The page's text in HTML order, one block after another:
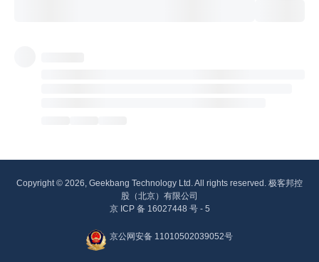
Copyright © 2026, Geekbang Technology Ltd. All rights reserved. 极客邦控
股（北京）有限公司
京 ICP 备 16027448 号 - 5
京公网安备 11010502039052号